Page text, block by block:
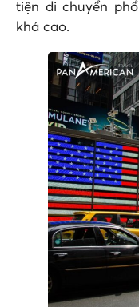
tiện di chuyển
khá cao.